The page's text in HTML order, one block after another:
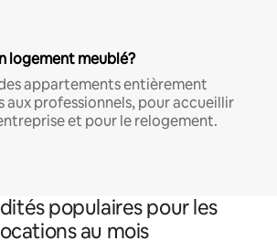
logement meublé?
appartements entièrement
aux professionnels, pour accueillir
et pour le relogement.
populaires pour les
au mois